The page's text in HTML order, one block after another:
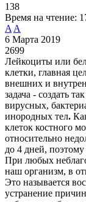
138
Время на чтение:
A A
6 Марта 2019
2699
Лейкоциты или
клетки, главная
внешних и
задача - создать
вирусных,
инородных тел.
клеток костного
относительно
до 4 дней,
При любых
наш организм, в
Это называется
устранение